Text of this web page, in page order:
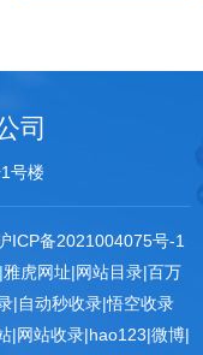
司
号楼
ICP备2021004075号-1
|雅虎网址|网站目录|百万
|自动秒收录|悟空收录
|网站收录|hao123|微博|